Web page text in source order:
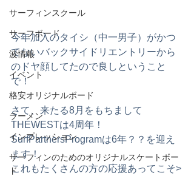
サーフィンスクール
サーフボード
波情報
イベント
格安オリジナルボード
ラーメン
インプレッション
サーフィンのためのオリジナルスケートボー
ド
今年加入のタイシ（中一男子）がかつ
てないバックサイドリエントリーから
のドヤ顔してたので良しということ
で！
さて、来たる8月をもちまして
THEWESTは4周年！
SurfPartnersProgramは6年？？を迎え
ます！
これもたくさんの方の応援あってこそ>